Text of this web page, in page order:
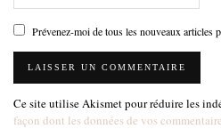
Prévenez-moi de tous les nouveaux articles
Ce site utilise Akismet pour réduire les
façon dont les données de vos